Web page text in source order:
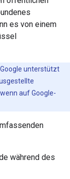
es von einem
unterstützt
auf Google-
während des